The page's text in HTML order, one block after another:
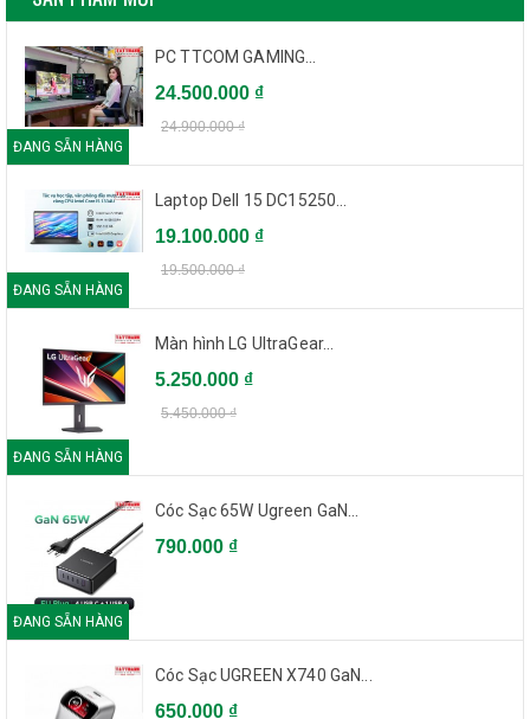
ĐANG SẴN HÀNG
PC TTCOM GAMING...
24.500.000 ₫
24.900.000 ₫
ĐANG SẴN HÀNG
Laptop Dell 15 DC15250...
19.100.000 ₫
19.500.000 ₫
ĐANG SẴN HÀNG
Màn hình LG UltraGear...
5.250.000 ₫
5.450.000 ₫
ĐANG SẴN HÀNG
Cóc Sạc 65W Ugreen GaN...
790.000 ₫
Cóc Sạc UGREEN X740 GaN...
650.000 ₫